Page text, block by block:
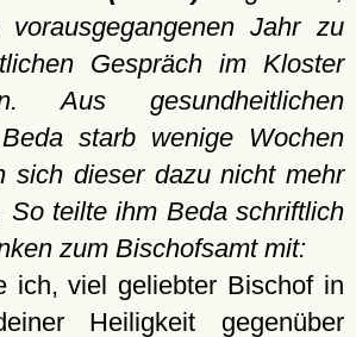
Jahr zu
Gespräch im Kloster
Aus gesundheitlichen
starb wenige Wochen
sich dieser dazu nicht mehr
So teilte ihm Beda schriftlich
zum Bischofsamt mit:
ich, viel geliebter Bischof in
Heiligkeit gegenüber